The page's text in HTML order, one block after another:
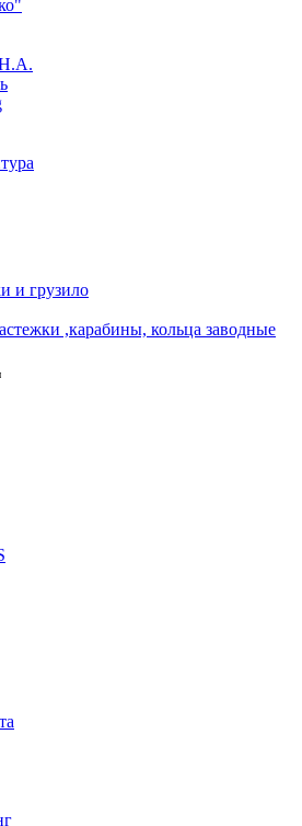
и грузило
,карабины, кольца заводные